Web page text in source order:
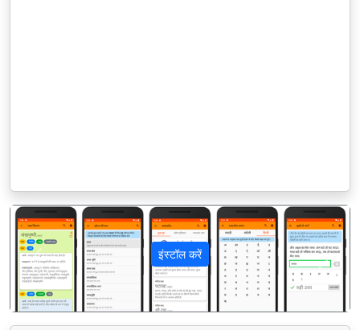
इंस्टॉल करें
पिछला अगला